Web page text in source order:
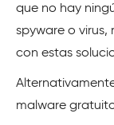
que no hay
spyware o virus,
con estas
malware